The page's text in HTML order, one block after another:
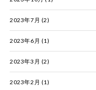
2023年7月 (2)
2023年6月 (1)
2023年3月 (2)
2023年2月 (1)